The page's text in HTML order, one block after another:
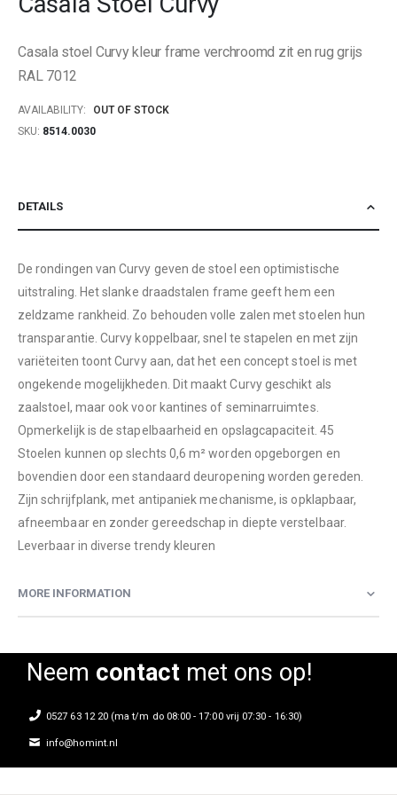
the
images
Casala stoel Curvy kleur frame verchroomd zit en rug grijs
RAL 7012
AVAILABILITY:
OUT OF STOCK
SKU 8514.0030
DETAILS
De rondingen van Curvy geven de stoel een optimistische
uitstraling. Het slanke draadstalen frame geeft hem een
zeldzame rankheid. Zo behouden volle zalen met stoelen hun
transparantie. Curvy koppelbaar, snel te stapelen en met zijn
variëteiten toont Curvy aan, dat het een concept stoel is met
ongekende mogelijkheden. Dit maakt Curvy geschikt als
zaalstoel, maar ook voor kantines of seminarruimtes.
Opmerkelijk is de stapelbaarheid en opslagcapaciteit. 45
Stoelen kunnen op slechts 0,6 m² worden opgeborgen en
bovendien door een standaard deuropening worden gereden.
Zijn schrijfplank, met antipaniek mechanisme, is opklapbaar,
afneembaar en zonder gereedschap in diepte verstelbaar.
Leverbaar in diverse trendy kleuren
MORE INFORMATION
Neem contactmet ons op!
0527 63 12 20 (ma t/m do 08:00 - 17:00 vrij 07:30 - 16:30)
info@homint.nl